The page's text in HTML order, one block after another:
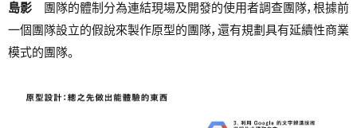
島影 團隊的體制分為連結現場及開發的使用者調查團隊，根據前
一個團隊設立的假說來製作原型的團隊，還有規劃具有延續性商業
模式的團隊。